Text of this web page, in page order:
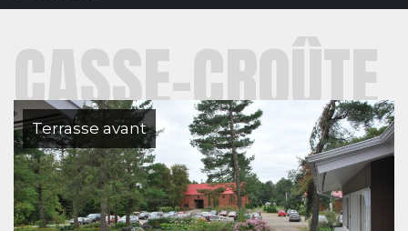
CASSE-CROÛTE
Terrasse avant